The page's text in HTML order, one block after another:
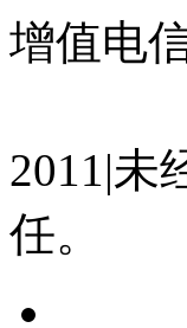
增值电
2011|未
任。